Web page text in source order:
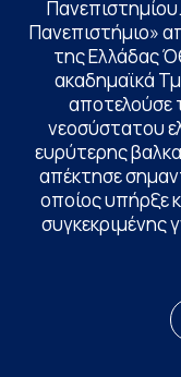
Πανεπιστήμιο»
της Ελλάδας
ακαδημαϊκά
αποτελούσε
νεοσύστατου
ευρύτερης
απέκτησε
οποίος υπήρξε
συγκεκριμένης